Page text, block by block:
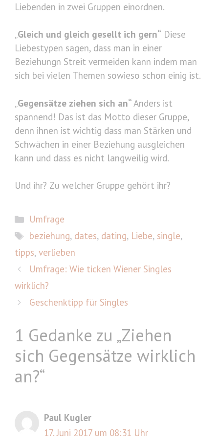
Liebenden in zwei Gruppen einordnen.
„Gleich und gleich gesellt ich gern“ Diese
Liebestypen sagen, dass man in einer
Beziehungn Streit vermeiden kann indem man
sich bei vielen Themen sowieso schon einig ist.
„Gegensätze ziehen sich an“Anders ist
spannend! Das ist das Motto dieser Gruppe,
denn ihnen ist wichtig dass man Stärken und
Schwächen in einer Beziehung ausgleichen
kann und dass es nicht langweilig wird.
Und ihr? Zu welcher Gruppe gehört ihr?
Kategorien
Umfrage
Schlagwörter
beziehung, dates, dating, Liebe, single,
tipps, verlieben
Umfrage: Wie ticken Wiener Singles
wirklich?
Geschenktipp für Singles
1 Gedanke zu „Ziehen
sich Gegensätze wirklich
an?“
Paul Kugler
17. Juni 2017 um 08:31 Uhr